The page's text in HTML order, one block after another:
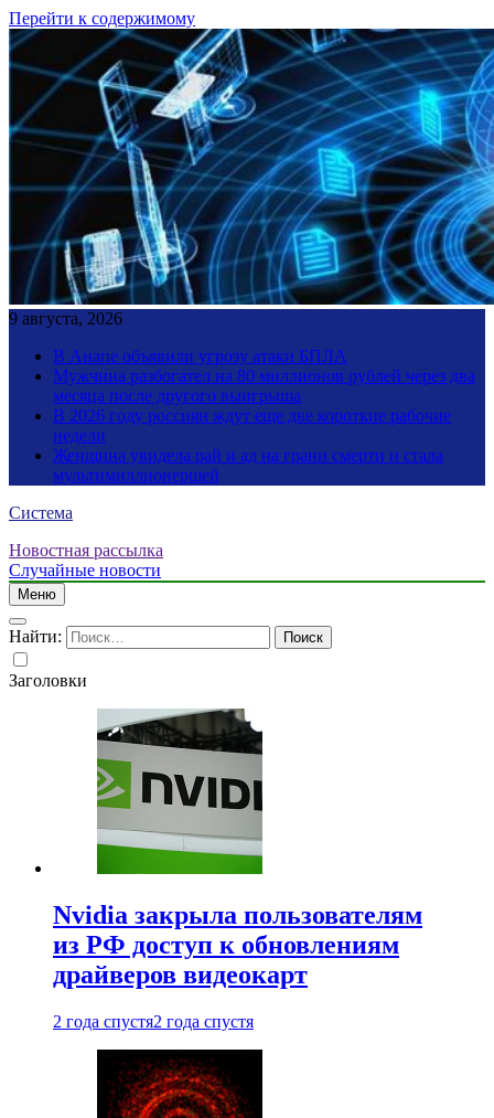
Перейти к содержимому
9 августа, 2026
В Анапе объявили угрозу атаки БПЛА
Мужчина разбогател на 80 миллионов рублей через два
месяца после другого выигрыша
В 2026 году россиян ждут еще две короткие рабочие
недели
Женщина увидела рай и ад на грани смерти и стала
мультимиллионершей
Система
Новостная рассылка
Случайные новости
Меню
Найти:
Заголовки
Nvidia закрыла пользователям
из РФ доступ к обновлениям
драйверов видеокарт
2 года спустя2 года спустя